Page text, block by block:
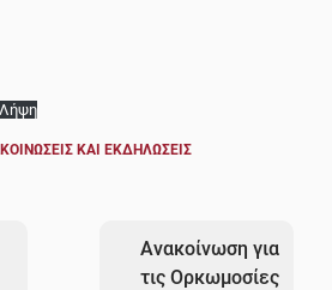
Λήψη
ΚΑΙ ΕΚΔΗΛΏΣΕΙΣ
Ανακοίνωση για
τις Ορκωμοσίες